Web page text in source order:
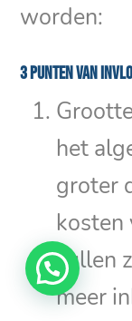
worden:
3 punten van
het
groter
kosten
zullen
meer